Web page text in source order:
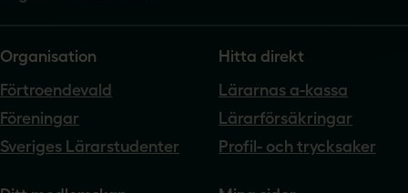
Organisation
Förtroendevald
Föreningar
Sveriges Lärarstudenter
Hitta direkt
Lärarnas a-kassa
Lärarförsäkringar
Profil- och trycksaker